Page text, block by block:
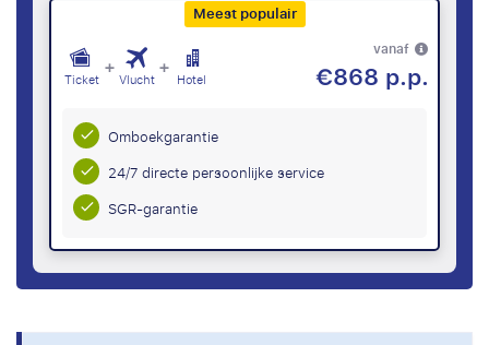
Meest populair
Ticket + Vlucht + Hotel
vanaf
€868 p.p.
Omboekgarantie
24/7 directe persoonlijke service
SGR-garantie